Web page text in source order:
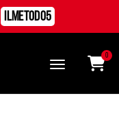
ILMetodo5
0